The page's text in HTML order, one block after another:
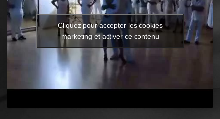
Cliquez pour accepter les cookies
marketing et activer ce contenu